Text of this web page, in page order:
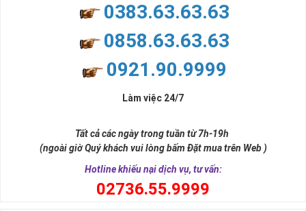
nhiều thành công, thăng tiến hơn.
và tính hai mặt. Số 2 thúc giục chúng ta lựa chọn, dựa vào những
đời, nơi bạn phải đưa ra những quyết định quan trọng.
0383.63.63.63
0858.63.63.63
0921.90.9999
Làm việc 24/7
Tất cả các ngày trong tuần từ 7h-19h
(ngoài giờ Quý khách vui lòng bấm Đặt mua trên Web )
Hotline khiếu nại dịch vụ, tư vấn:
02736.55.9999